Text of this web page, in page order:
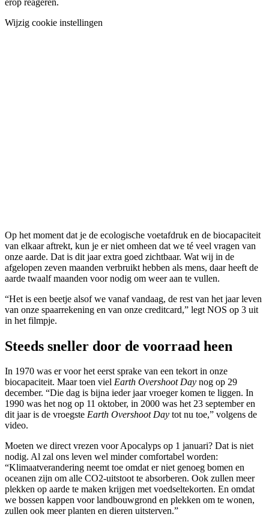
Wijzig cookie instellingen
Op het moment dat je de ecologische voetafdruk en de biocapaciteit
van elkaar aftrekt, kun je er niet omheen dat we té veel vragen van
onze aarde. Dat is dit jaar extra goed zichtbaar. Wat wij in de
afgelopen zeven maanden verbruikt hebben als mens, daar heeft de
aarde twaalf maanden voor nodig om weer aan te vullen.
“Het is een beetje alsof we vanaf vandaag, de rest van het jaar leven
van onze spaarrekening en van onze creditcard,” legt NOS op 3 uit
in het filmpje.
Steeds sneller door de voorraad heen
In 1970 was er voor het eerst sprake van een tekort in onze
biocapaciteit. Maar toen viel Earth Overshoot Day nog op 29
december. “Die dag is bijna ieder jaar vroeger komen te liggen. In
1990 was het nog op 11 oktober, in 2000 was het 23 september en
dit jaar is de vroegste Earth Overshoot Day tot nu toe,” volgens de
video.
Moeten we direct vrezen voor Apocalyps op 1 januari? Dat is niet
nodig. Al zal ons leven wel minder comfortabel worden:
“Klimaatverandering neemt toe omdat er niet genoeg bomen en
oceanen zijn om alle CO2-uitstoot te absorberen. Ook zullen meer
plekken op aarde te maken krijgen met voedseltekorten. En omdat
we bossen kappen voor landbouwgrond en plekken om te wonen,
zullen ook meer planten en dieren uitsterven.”